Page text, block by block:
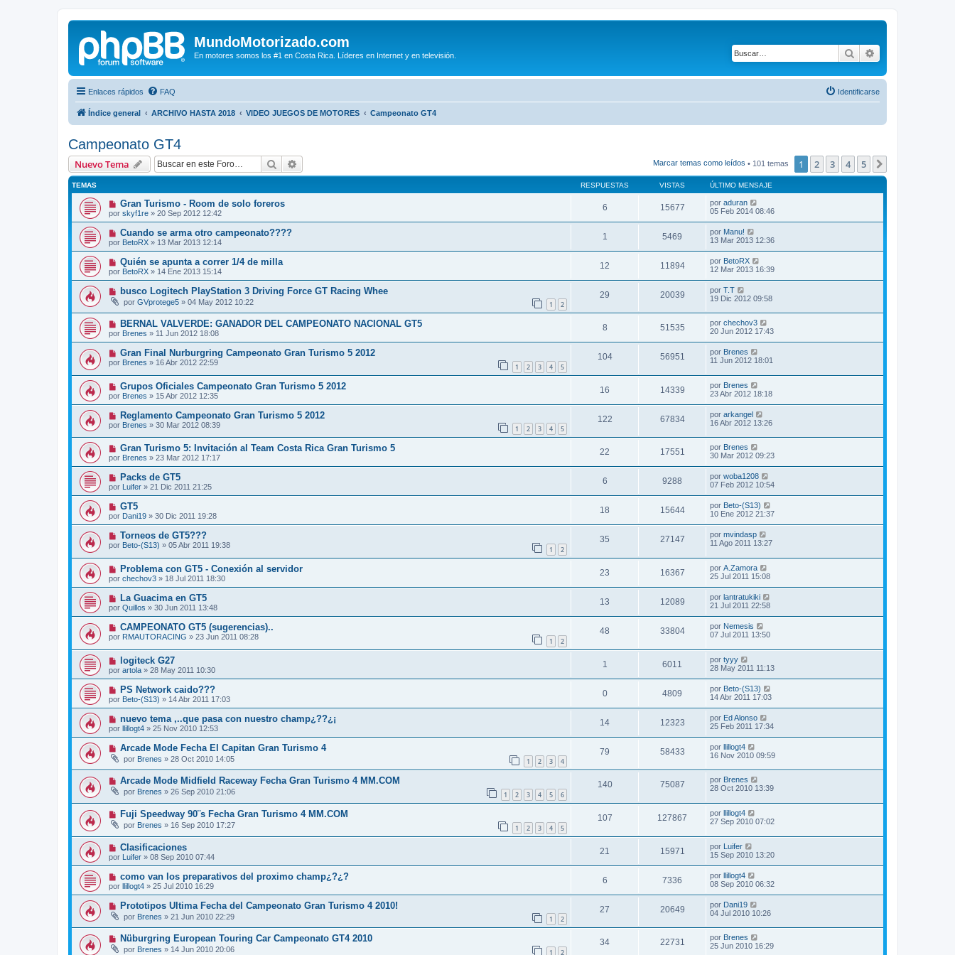
MundoMotorizado.com
En motores somos los #1 en Costa Rica. Líderes en Internet y en televisión. Buscar
Enlaces rápidos FAQ Identificarse
Índice general ARCHIVO HASTA 2018 VIDEO JUEGOS DE MOTORES Campeonato GT4
Campeonato GT4
Nuevo Tema Buscar Marcar temas como leídos • 101 temas 1 2 3 4 5
TEMAS RESPUESTAS VISTAS ÚLTIMO MENSAJE
Gran Turismo - Room de solo foreros
por skyf1re » 20 Sep 2012 12:42
6 15677 por aduran
05 Feb 2014 08:46
Cuando se arma otro campeonato????
por BetoRX » 13 Mar 2013 12:14
1 5469 por Manu!
13 Mar 2013 12:36
Quién se apunta a correr 1/4 de milla
por BetoRX » 14 Ene 2013 15:14
12 11894 por BetoRX
12 Mar 2013 16:39
busco Logitech PlayStation 3 Driving Force GT Racing Whee
por GVprotege5 » 04 May 2012 10:22 1 2
29 20039 por T.T
19 Dic 2012 09:58
BERNAL VALVERDE: GANADOR DEL CAMPEONATO NACIONAL GT5
por Brenes » 11 Jun 2012 18:08
8 51535 por chechov3
20 Jun 2012 17:43
Gran Final Nurburgring Campeonato Gran Turismo 5 2012
por Brenes » 16 Abr 2012 22:59 1 2 3 4 5
104 56951 por Brenes
11 Jun 2012 18:01
Grupos Oficiales Campeonato Gran Turismo 5 2012
por Brenes » 15 Abr 2012 12:35
16 14339 por Brenes
23 Abr 2012 18:18
Reglamento Campeonato Gran Turismo 5 2012
por Brenes » 30 Mar 2012 08:39 1 2 3 4 5
122 67834 por arkangel
16 Abr 2012 13:26
Gran Turismo 5: Invitación al Team Costa Rica Gran Turismo 5
por Brenes » 23 Mar 2012 17:17
22 17551 por Brenes
30 Mar 2012 09:23
Packs de GT5
por Luifer » 21 Dic 2011 21:25
6 9288 por woba1208
07 Feb 2012 10:54
GT5
por Dani19 » 30 Dic 2011 19:28
18 15644 por Beto-(S13)
10 Ene 2012 21:37
Torneos de GT5???
por Beto-(S13) » 05 Abr 2011 19:38 1 2
35 27147 por mvindasp
11 Ago 2011 13:27
Problema con GT5 - Conexión al servidor
por chechov3 » 18 Jul 2011 18:30
23 16367 por A.Zamora
25 Jul 2011 15:08
La Guacima en GT5
por Quillos » 30 Jun 2011 13:48
13 12089 por lantratukiki
21 Jul 2011 22:58
CAMPEONATO GT5 (sugerencias)..
por RMAUTORACING » 23 Jun 2011 08:28 1 2
48 33804 por Nemesis
07 Jul 2011 13:50
logiteck G27
por artola » 28 May 2011 10:30
1 6011 por tyyy
28 May 2011 11:13
PS Network caido???
por Beto-(S13) » 14 Abr 2011 17:03
0 4809 por Beto-(S13)
14 Abr 2011 17:03
nuevo tema ,..que pasa con nuestro champ¿??¿¡
por llillogt4 » 25 Nov 2010 12:53
14 12323 por Ed Alonso
25 Feb 2011 17:34
Arcade Mode Fecha El Capitan Gran Turismo 4
por Brenes » 28 Oct 2010 14:05 1 2 3 4
79 58433 por llillogt4
16 Nov 2010 09:59
Arcade Mode Midfield Raceway Fecha Gran Turismo 4 MM.COM
por Brenes » 26 Sep 2010 21:06 1 2 3 4 5 6
140 75087 por Brenes
28 Oct 2010 13:39
Fuji Speedway 90¨s Fecha Gran Turismo 4 MM.COM
por Brenes » 16 Sep 2010 17:27 1 2 3 4 5
107 127867 por llillogt4
27 Sep 2010 07:02
Clasificaciones
por Luifer » 08 Sep 2010 07:44
21 15971 por Luifer
15 Sep 2010 13:20
como van los preparativos del proximo champ¿?¿?
por llillogt4 » 25 Jul 2010 16:29
6 7336 por llillogt4
08 Sep 2010 06:32
Prototipos Ultima Fecha del Campeonato Gran Turismo 4 2010!
por Brenes » 21 Jun 2010 22:29 1 2
27 20649 por Dani19
04 Jul 2010 10:26
Nüburgring European Touring Car Campeonato GT4 2010
por Brenes » 14 Jun 2010 20:06 1 2
34 22731 por Brenes
25 Jun 2010 16:29